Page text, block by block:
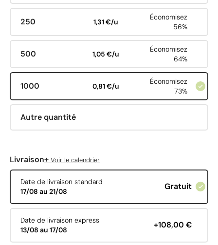
250 1,31 €/u
Économisez
56%
500 1,05 €/u
Économisez
64%
1000 0,81 €/u
Économisez
73%
Autre quantité
Livraison+ Voir le calendrier
Date de livraison standard
17/08 au 21/08
Gratuit
Date de livraison express
13/08 au 17/08
+108,00 €